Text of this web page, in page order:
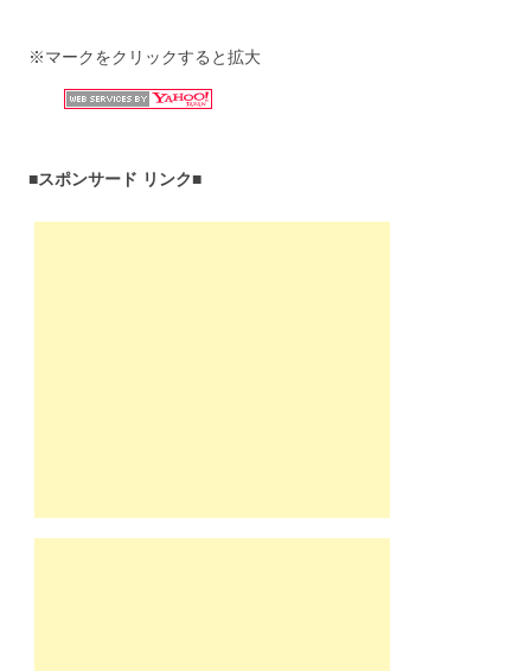
※マークをクリックすると拡大
■スポンサード リンク■